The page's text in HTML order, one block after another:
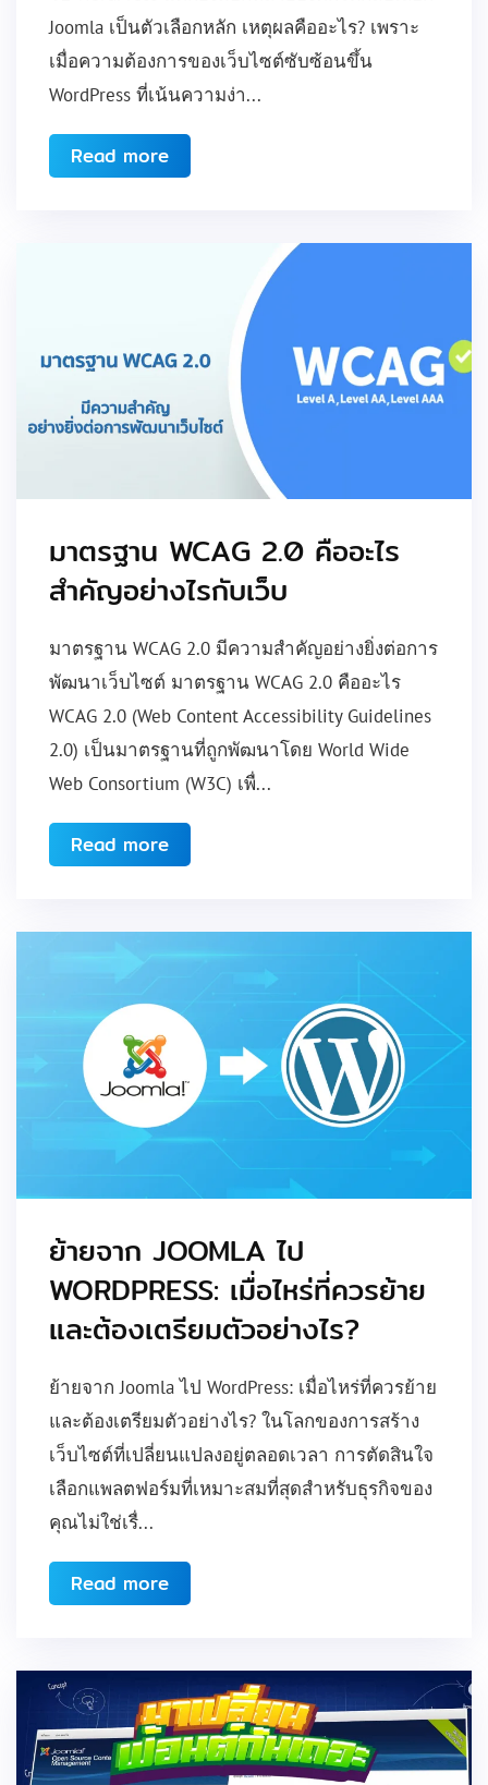
Joomla เป็นตัวเลือกหลัก เหตุผลคืออะไร? เพราะ
เมื่อความต้องการของเว็บไซต์ซับซ้อนขึ้น
WordPress ที่เน้นความง่า...
Read more
มาตรฐาน WCAG 2.0 คืออะไร
สำคัญอย่างไรกับเว็บ
มาตรฐาน WCAG 2.0 มีความสำคัญอย่างยิ่งต่อการ
พัฒนาเว็บไซต์ มาตรฐาน WCAG 2.0 คืออะไร
WCAG 2.0 (Web Content Accessibility Guidelines
2.0) เป็นมาตรฐานที่ถูกพัฒนาโดย World Wide
Web Consortium (W3C) เพื่...
Read more
ย้ายจาก JOOMLA ไป
WORDPRESS: เมื่อไหร่ที่ควรย้าย
และต้องเตรียมตัวอย่างไร?
ย้ายจาก Joomla ไป WordPress: เมื่อไหร่ที่ควรย้าย
และต้องเตรียมตัวอย่างไร? ในโลกของการสร้าง
เว็บไซต์ที่เปลี่ยนแปลงอยู่ตลอดเวลา การตัดสินใจ
เลือกแพลตฟอร์มที่เหมาะสมที่สุดสำหรับธุรกิจของ
คุณไม่ใช่เรื่...
Read more